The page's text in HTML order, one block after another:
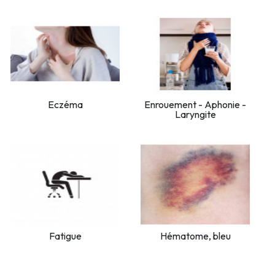
Eczéma
Enrouement - Aphonie -
Laryngite
Fatigue Hématome, bleu